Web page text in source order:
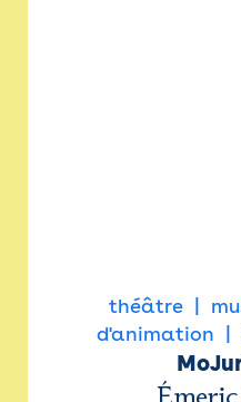
théâtre
d'animation